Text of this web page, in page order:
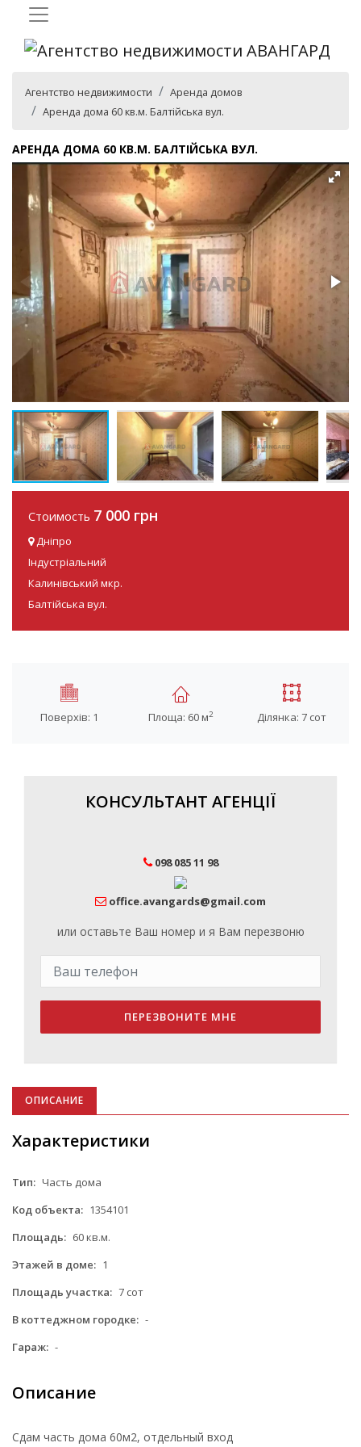
Агентство недвижимости
Аренда домов
Аренда дома 60 кв.м. Балтійська вул.
АРЕНДА ДОМА 60 КВ.М. БАЛТІЙСЬКА ВУЛ.
Стоимость 7 000 грн
Дніпро
Індустріальний
Калинівський мкр.
Балтійська вул.
Поверхів: 1 Площа: 60 м2 Ділянка: 7 сот
КОНСУЛЬТАНТ АГЕНЦІЇ
098 085 11 98
office.avangards@gmail.com
или оставьте Ваш номер и я Вам перезвоню
ПЕРЕЗВОНИТЕ МНЕ
ОПИСАНИЕ
Характеристики
Тип: Часть дома
Код объекта: 1354101
Площадь: 60 кв.м.
Этажей в доме: 1
Площадь участка: 7 сот
В коттеджном городке: -
Гараж: -
Описание
Сдам часть дома 60м2, отдельный вход